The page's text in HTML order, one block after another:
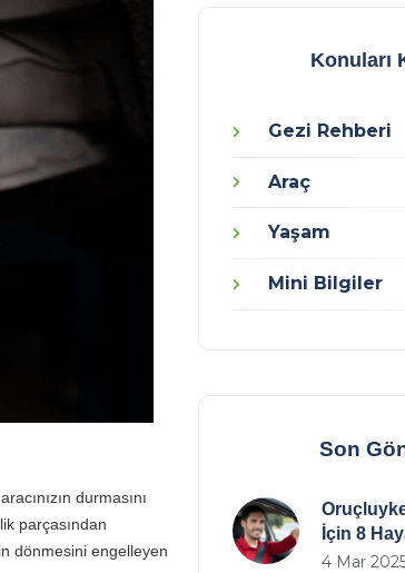
durmasını
parçasından
dönmesini engelleyen
Konuları
Gezi Rehberi
Araç
Yaşam
Mini Bilgiler
Son
İçin 8
4 Mar